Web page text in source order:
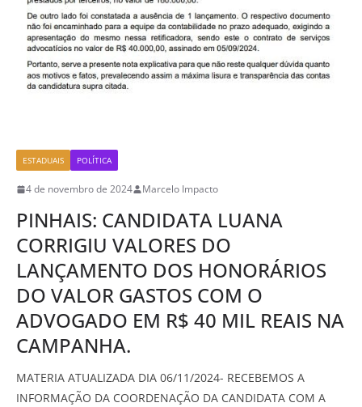
ESTADUAIS POLÍTICA
4 de novembro de 2024 Marcelo Impacto
PINHAIS: CANDIDATA LUANA
CORRIGIU VALORES DO
LANÇAMENTO DOS HONORÁRIOS
DO VALOR GASTOS COM O
ADVOGADO EM R$ 40 MIL REAIS NA
CAMPANHA.
MATERIA ATUALIZADA DIA 06/11/2024- RECEBEMOS A
INFORMAÇÃO DA COORDENAÇÃO DA CANDIDATA COM A